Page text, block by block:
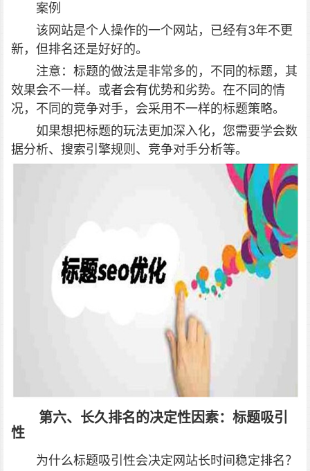
案例
该网站是个人操作的一个网站，已经有3年不更
新，但排名还是好好的。
注意：标题的做法是非常多的，不同的标题，其
效果会不一样。或者会有优势和劣势。在不同的情
况，不同的竞争对手，会采用不一样的标题策略。
如果想把标题的玩法更加深入化，您需要学会数
据分析、搜索引擎规则、竞争对手分析等。
第六、长久排名的决定性因素：标题吸引
性
为什么标题吸引性会决定网站长时间稳定排名？